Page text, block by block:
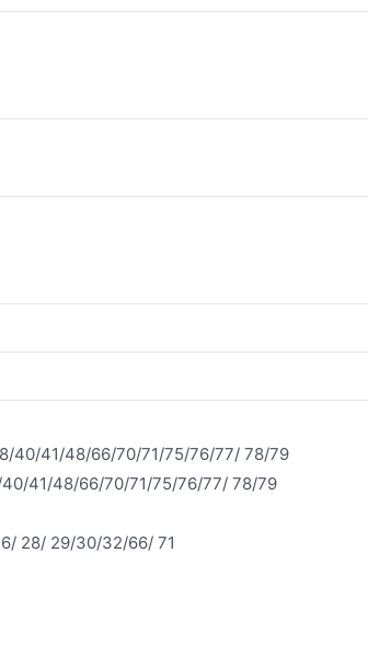
40/41/48/66/70/71/75/76/77/ 78/79
41/48/66/70/71/75/76/77/ 78/79
28/ 29/30/32/66/ 71